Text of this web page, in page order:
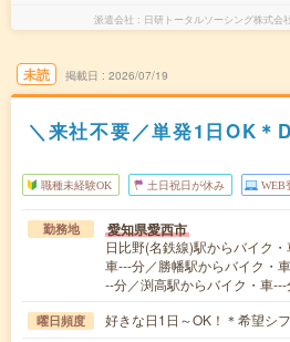
派遣会社 日研トータルソーシング株式
未読 掲載日 2026/07/19
＼来社不要／単発1日OK＊
職種未経験OK 土日祝日が休み WEB
勤務地 愛知県愛西市
日比野(名鉄線)駅からバイク
車---分／勝幡駅からバイク・
--分／渕高駅からバイク・車---
曜日頻度 好きな日1日～OK！＊希望シ